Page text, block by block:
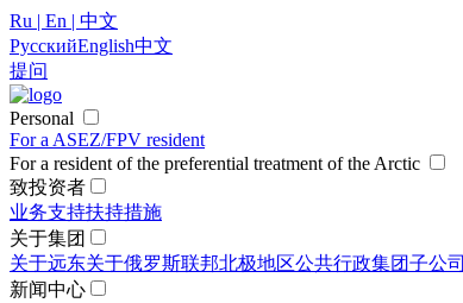
Ru | En | 中文
РусскийEnglish中文
提问
Personal
For a ASEZ/FPV resident
For a resident of the preferential treatment of the Arctic
致投资者
业务支持扶持措施
关于集团
关于远东关于俄罗斯联邦北极地区公共行政集团子公司
新闻中心